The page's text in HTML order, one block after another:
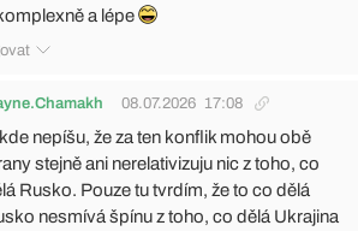
a lépe
08.07.2026 17:08
nepíšu, že za ten konflik mohou obě
stejně ani nerelativizuju nic z toho, co
Rusko. Pouze tu tvrdím, že to co dělá
nesmívá špínu z toho, co dělá Ukrajina